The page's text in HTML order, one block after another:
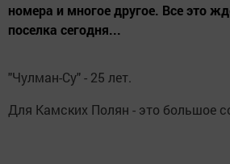
номера и многое другое. Все это
поселка сегодня...
"Чулман-Су" - 25 лет.
Для Камских Полян - это большое